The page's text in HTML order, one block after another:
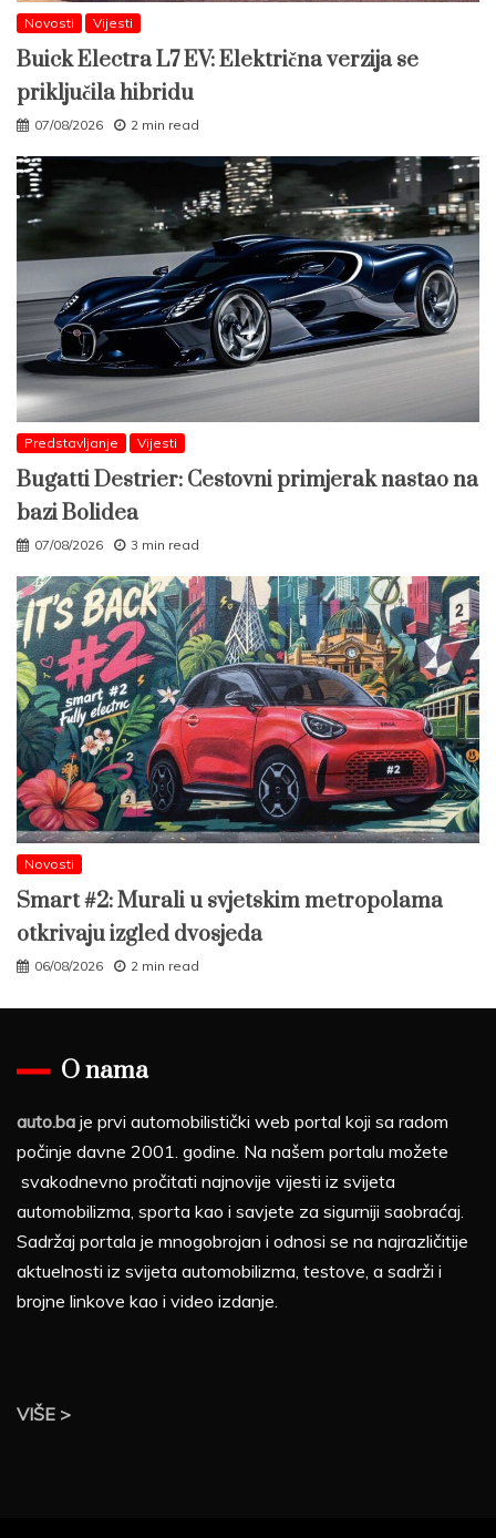
Novosti Vijesti
Buick Electra L7 EV: Električna verzija se
priključila hibridu
07/08/2026 2 min read
Predstavljanje Vijesti
Bugatti Destrier: Cestovni primjerak nastao na
bazi Bolidea
07/08/2026 3 min read
Novosti
Smart #2: Murali u svjetskim metropolama
otkrivaju izgled dvosjeda
06/08/2026 2 min read
O nama
auto.ba je prvi automobilistički web portal koji sa radom
počinje davne 2001. godine. Na našem portalu možete
svakodnevno pročitati najnovije vijesti iz svijeta
automobilizma, sporta kao i savjete za sigurniji saobraćaj.
Sadržaj portala je mnogobrojan i odnosi se na najrazličitije
aktuelnosti iz svijeta automobilizma, testove, a sadrži i
brojne linkove kao i video izdanje.
VIŠE >